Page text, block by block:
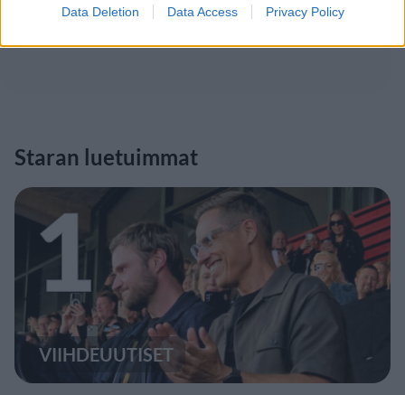
Data Deletion Data Access Privacy Policy
Staran luetuimmat
1
VIIHDEUUTISET